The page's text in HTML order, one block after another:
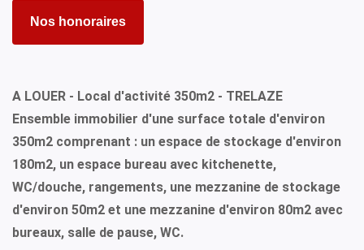
Nos honoraires
A LOUER - Local d'activité 350m2 - TRELAZE
Ensemble immobilier d'une surface totale d'environ
350m2 comprenant : un espace de stockage d'environ
180m2, un espace bureau avec kitchenette,
WC/douche, rangements, une mezzanine de stockage
d'environ 50m2 et une mezzanine d'environ 80m2 avec
bureaux, salle de pause, WC.